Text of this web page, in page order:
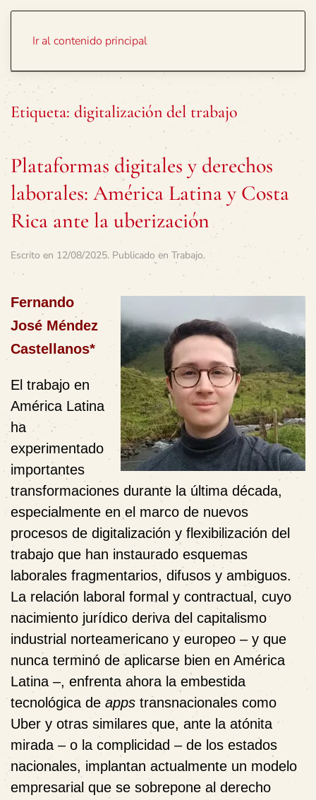
Ir al contenido principal
Etiqueta: digitalización del trabajo
Plataformas digitales y derechos
laborales: América Latina y Costa
Rica ante la uberización
Escrito en 12/08/2025. Publicado en Trabajo.
Fernando
José Méndez
Castellanos*
El trabajo en
América Latina
ha
experimentado
importantes
transformaciones durante la última década,
especialmente en el marco de nuevos
procesos de digitalización y flexibilización del
trabajo que han instaurado esquemas
laborales fragmentarios, difusos y ambiguos.
La relación laboral formal y contractual, cuyo
nacimiento jurídico deriva del capitalismo
industrial norteamericano y europeo – y que
nunca terminó de aplicarse bien en América
Latina –, enfrenta ahora la embestida
tecnológica de apps transnacionales como
Uber y otras similares que, ante la atónita
mirada – o la complicidad – de los estados
nacionales, implantan actualmente un modelo
empresarial que se sobrepone al derecho